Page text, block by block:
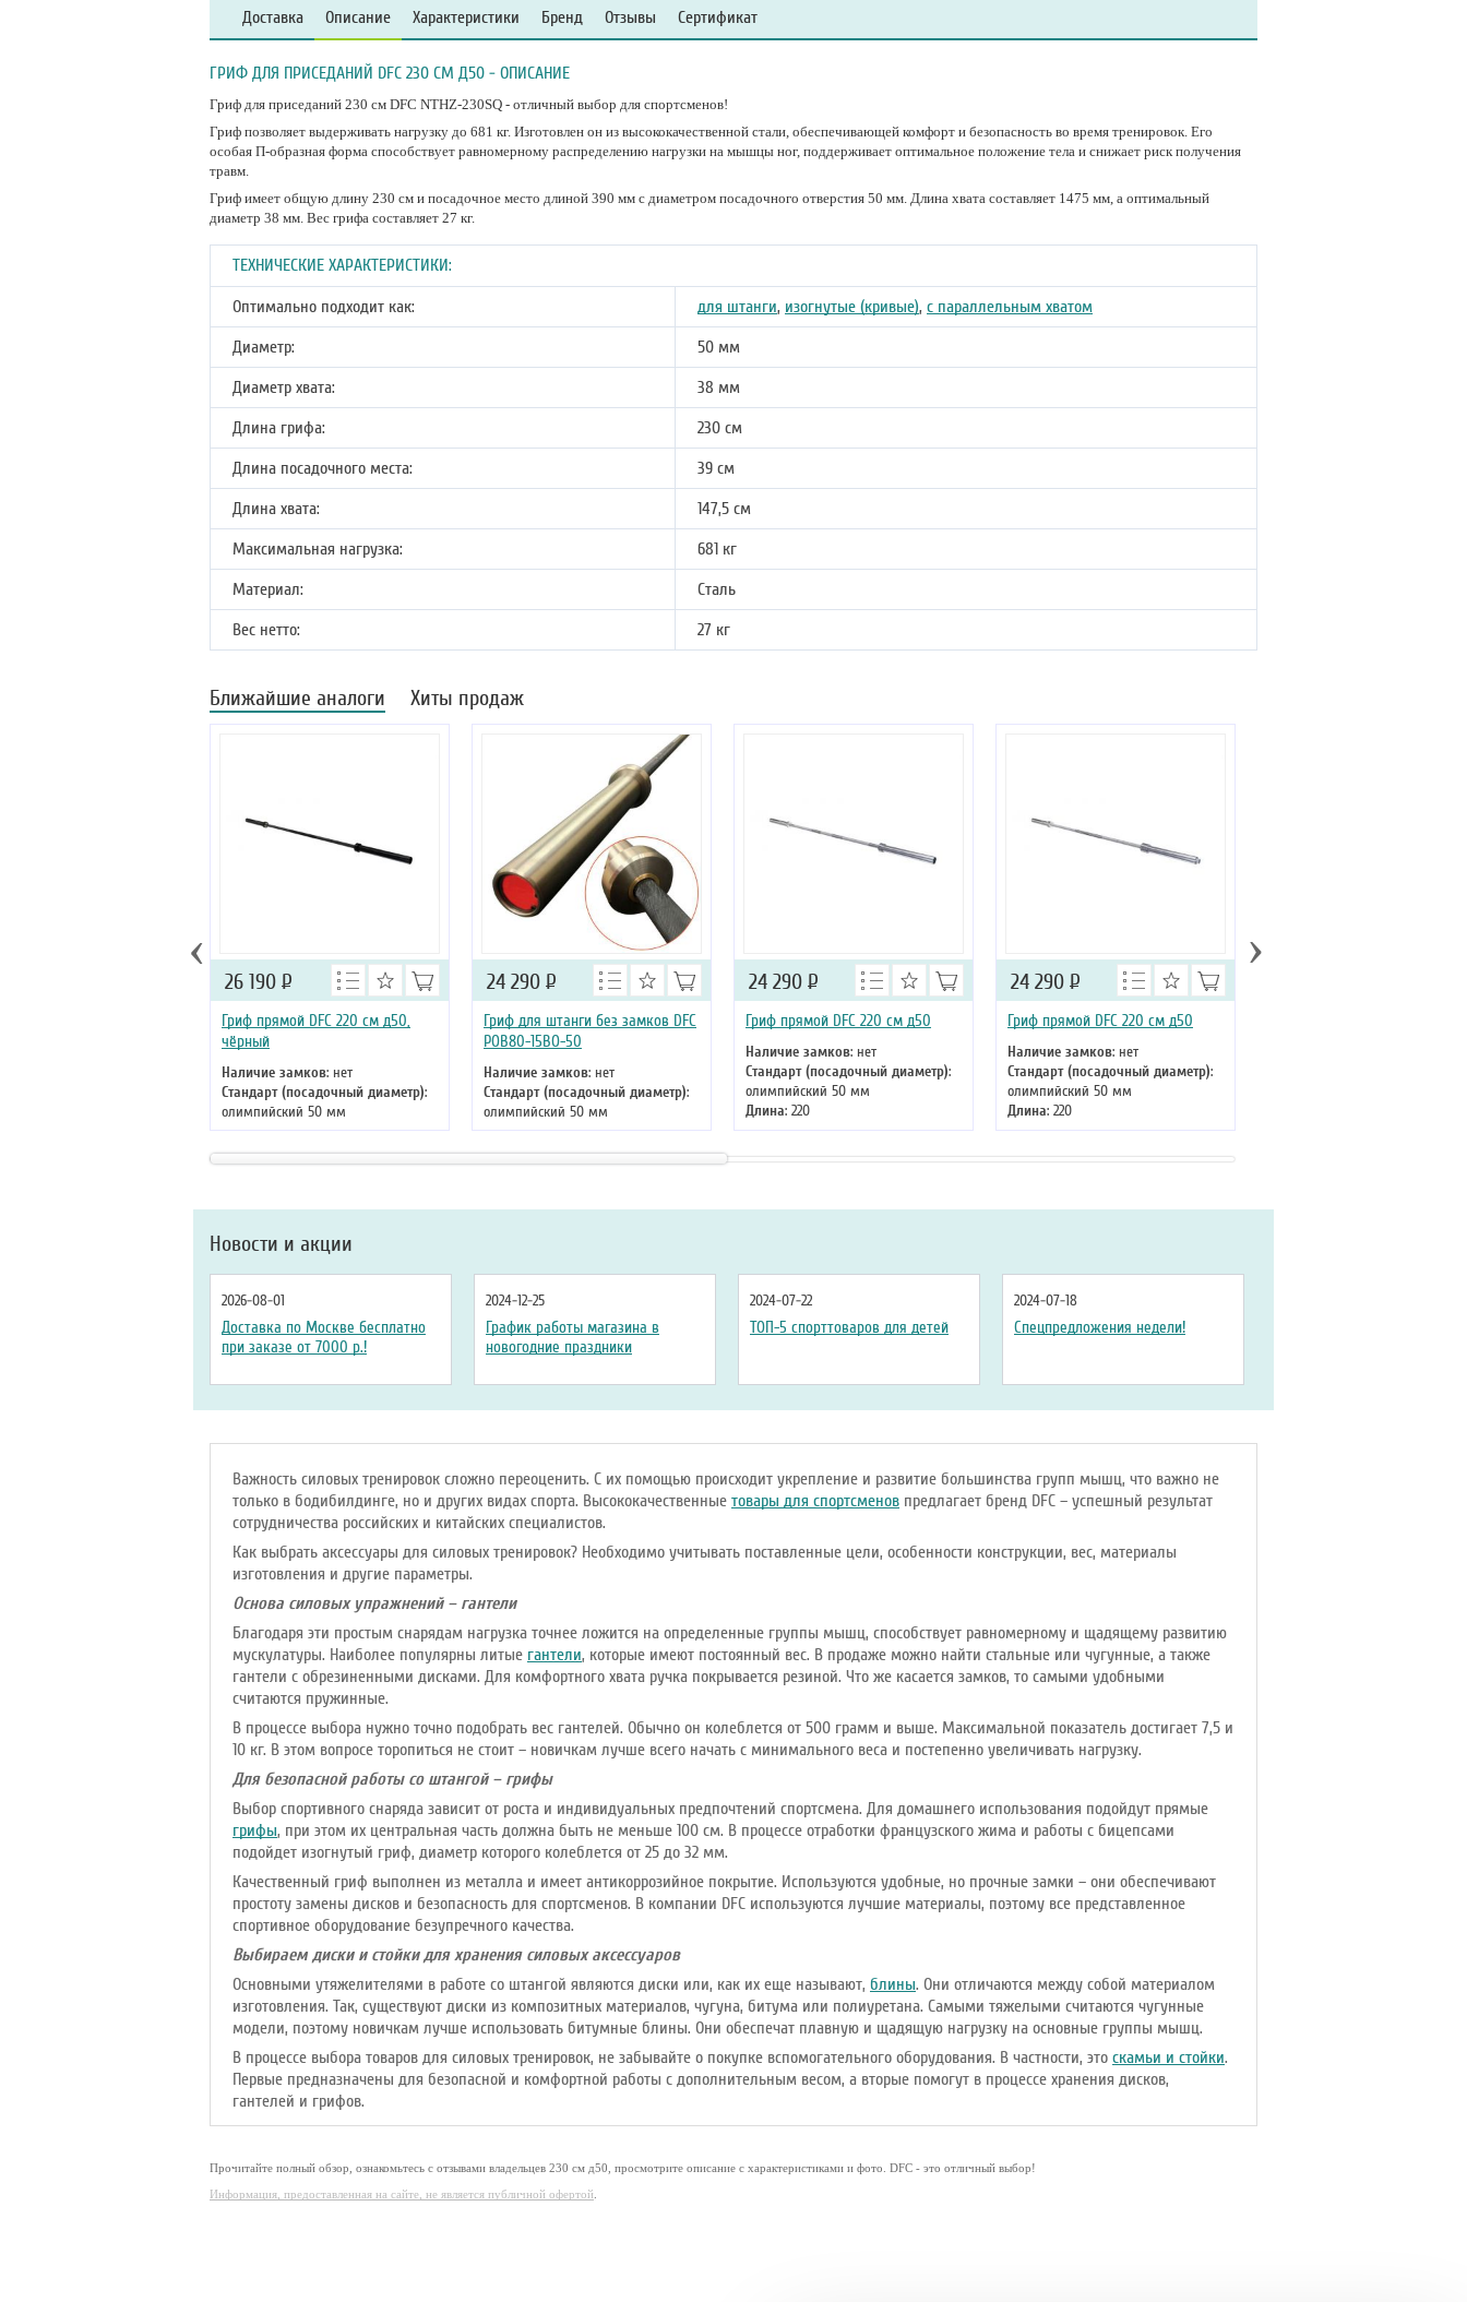
Доставка Описание Характеристики Бренд Отзывы Сертификат
ГРИФ ДЛЯ ПРИСЕДАНИЙ DFC 230 СМ Д50 - ОПИСАНИЕ
Гриф для приседаний 230 см DFC NTHZ-230SQ - отличный выбор для спортсменов!
Гриф позволяет выдерживать нагрузку до 681 кг. Изготовлен он из высококачественной стали, обеспечивающей комфорт и безопасность во время тренировок. Его
особая П-образная форма способствует равномерному распределению нагрузки на мышцы ног, поддерживает оптимальное положение тела и снижает риск получения
травм.
Гриф имеет общую длину 230 см и посадочное место длиной 390 мм с диаметром посадочного отверстия 50 мм. Длина хвата составляет 1475 мм, а оптимальный
диаметр 38 мм. Вес грифа составляет 27 кг.
ТЕХНИЧЕСКИЕ ХАРАКТЕРИСТИКИ:
Оптимально подходит как:
для штанги, изогнутые (кривые), с параллельным хватом
Диаметр:
50 мм
Диаметр хвата:
38 мм
Длина грифа:
230 см
Длина посадочного места:
39 см
Длина хвата:
147,5 см
Максимальная нагрузка:
681 кг
Материал:
Сталь
Вес нетто:
27 кг
Ближайшие аналоги Хиты продаж
Гриф прямой DFC 220 см д50,
чёрный
Наличие замков: нет
Стандарт (посадочный диаметр):
олимпийский 50 мм
Длина: 220
26 190 Р
Гриф для штанги без замков DFC
POB80-15BO-50
Наличие замков: нет
Стандарт (посадочный диаметр):
олимпийский 50 мм
Длина: 220
24 290 Р
Гриф прямой DFC 220 см д50
Наличие замков: нет
Стандарт (посадочный диаметр):
олимпийский 50 мм
Длина: 220
24 290 Р
Гриф прямой DFC 220 см д50
Наличие замков: нет
Стандарт (посадочный диаметр):
олимпийский 50 мм
Длина: 220
24 290 Р
‹ ›
Новости и акции
2026-08-01
Доставка по Москве бесплатно
при заказе от 7000 р.!
2024-12-25
График работы магазина в
новогодние праздники
2024-07-22
ТОП-5 спорттоваров для детей
2024-07-18
Спецпредложения недели!
Важность силовых тренировок сложно переоценить. С их помощью происходит укрепление и развитие большинства групп мышц, что важно не
только в бодибилдинге, но и других видах спорта. Высококачественные товары для спортсменов предлагает бренд DFC – успешный результат
сотрудничества российских и китайских специалистов.
Как выбрать аксессуары для силовых тренировок? Необходимо учитывать поставленные цели, особенности конструкции, вес, материалы
изготовления и другие параметры.
Основа силовых упражнений – гантели
Благодаря эти простым снарядам нагрузка точнее ложится на определенные группы мышц, способствует равномерному и щадящему развитию
мускулатуры. Наиболее популярны литые гантели, которые имеют постоянный вес. В продаже можно найти стальные или чугунные, а также
гантели с обрезиненными дисками. Для комфортного хвата ручка покрывается резиной. Что же касается замков, то самыми удобными
считаются пружинные.
В процессе выбора нужно точно подобрать вес гантелей. Обычно он колеблется от 500 грамм и выше. Максимальной показатель достигает 7,5 и
10 кг. В этом вопросе торопиться не стоит – новичкам лучше всего начать с минимального веса и постепенно увеличивать нагрузку.
Для безопасной работы со штангой – грифы
Выбор спортивного снаряда зависит от роста и индивидуальных предпочтений спортсмена. Для домашнего использования подойдут прямые
грифы, при этом их центральная часть должна быть не меньше 100 см. В процессе отработки французского жима и работы с бицепсами
подойдет изогнутый гриф, диаметр которого колеблется от 25 до 32 мм.
Качественный гриф выполнен из металла и имеет антикоррозийное покрытие. Используются удобные, но прочные замки – они обеспечивают
простоту замены дисков и безопасность для спортсменов. В компании DFC используются лучшие материалы, поэтому все представленное
спортивное оборудование безупречного качества.
Выбираем диски и стойки для хранения силовых аксессуаров
Основными утяжелителями в работе со штангой являются диски или, как их еще называют, блины. Они отличаются между собой материалом
изготовления. Так, существуют диски из композитных материалов, чугуна, битума или полиуретана. Самыми тяжелыми считаются чугунные
модели, поэтому новичкам лучше использовать битумные блины. Они обеспечат плавную и щадящую нагрузку на основные группы мышц.
В процессе выбора товаров для силовых тренировок, не забывайте о покупке вспомогательного оборудования. В частности, это скамьи и стойки.
Первые предназначены для безопасной и комфортной работы с дополнительным весом, а вторые помогут в процессе хранения дисков,
гантелей и грифов.
Прочитайте полный обзор, ознакомьтесь с отзывами владельцев 230 см д50, просмотрите описание с характеристиками и фото. DFC - это отличный выбор!
Информация, предоставленная на сайте, не является публичной офертой